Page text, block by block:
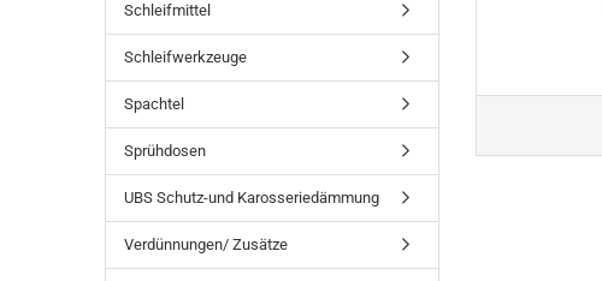
Schleifmittel
Schleifwerkzeuge
Spachtel
Sprühdosen
UBS Schutz-und Karosseriedämmung
Verdünnungen/ Zusätze